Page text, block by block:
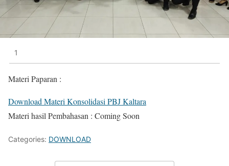
1
Materi Paparan :
Download Materi Konsolidasi PBJ Kaltara
Materi hasil Pembahasan : Coming Soon
Categories: DOWNLOAD